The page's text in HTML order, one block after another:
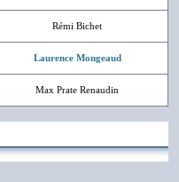
Rémi Bichet
Laurence Mongeaud
Max Prate Renaudin